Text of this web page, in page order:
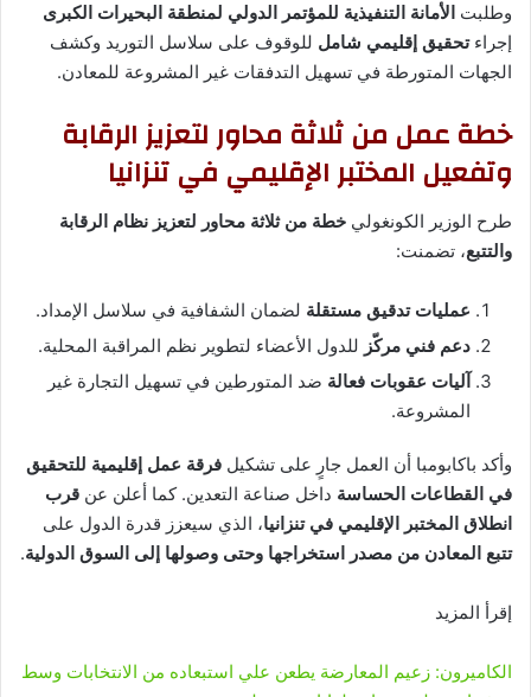
وطلبت الأمانة التنفيذية للمؤتمر الدولي لمنطقة البحيرات الكبرى
إجراءتحقيق إقليمي شامل للوقوف على سلاسل التوريد وكشف
الجهات المتورطة في تسهيل التدفقات غير المشروعة للمعادن.
خطة عمل من ثلاثة محاور لتعزيز الرقابة
وتفعيل المختبر الإقليمي في تنزانيا
طرح الوزير الكونغولي خطة من ثلاثة محاور لتعزيز نظام الرقابة
والتتبع، تضمنت:
عمليات تدقيق مستقلة لضمان الشفافية في سلاسل الإمداد.
دعم فني مركّز للدول الأعضاء لتطوير نظم المراقبة المحلية.
آليات عقوبات فعالة ضد المتورطين في تسهيل التجارة غير
المشروعة.
وأكد باكابومبا أن العمل جارٍ على تشكيل فرقة عمل إقليمية للتحقيق
في القطاعات الحساسة داخل صناعة التعدين. كما أعلن عن قرب
انطلاق المختبر الإقليمي في تنزانيا، الذي سيعزز قدرة الدول على
تتبع المعادن من مصدر استخراجها وحتى وصولها إلى السوق الدولية.
إقرأ المزيد
الكاميرون: زعيم المعارضة يطعن علي استبعاده من الانتخابات وسط